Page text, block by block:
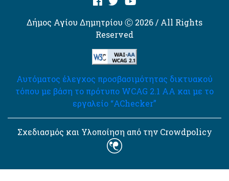
Δήμος Αγίου Δημητρίου Ⓒ 2026 / All Rights
Reserved
Αυτόματος έλεγχος προσβασιμότητας δικτυακού
τόπου με βάση το πρότυπο WCAG 2.1 AA και με το
εργαλείο “AChecker”
Σχεδιασμός και Υλοποίηση από την Crowdpolicy